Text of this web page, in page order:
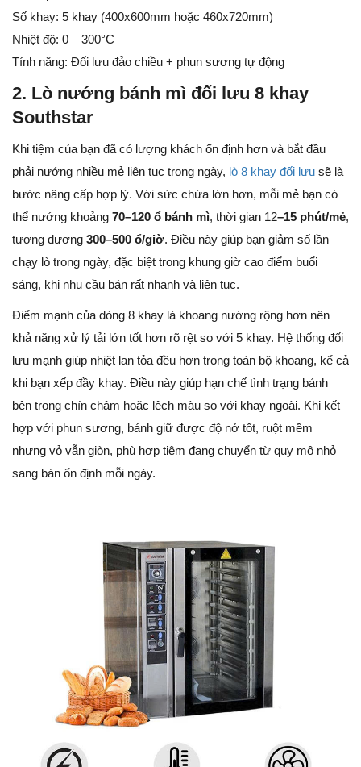
Số khay: 5 khay (400x600mm hoặc 460x720mm)
Nhiệt độ: 0 – 300°C
Tính năng: Đối lưu đảo chiều + phun sương tự động
2. Lò nướng bánh mì đối lưu 8 khay
Southstar
Khi tiệm của bạn đã có lượng khách ổn định hơn và bắt đầu
phải nướng nhiều mẻ liên tục trong ngày, lò 8 khay đối lưu sẽ là
bước nâng cấp hợp lý. Với sức chứa lớn hơn, mỗi mẻ bạn có
thể nướng khoảng 70–120 ổ bánh mì, thời gian 12–15 phút/mẻ,
tương đương 300–500 ổ/giờ. Điều này giúp bạn giảm số lần
chạy lò trong ngày, đặc biệt trong khung giờ cao điểm buổi
sáng, khi nhu cầu bán rất nhanh và liên tục.
Điểm mạnh của dòng 8 khay là khoang nướng rộng hơn nên
khả năng xử lý tải lớn tốt hơn rõ rệt so với 5 khay. Hệ thống đối
lưu mạnh giúp nhiệt lan tỏa đều hơn trong toàn bộ khoang, kể cả
khi bạn xếp đầy khay. Điều này giúp hạn chế tình trạng bánh
bên trong chín chậm hoặc lệch màu so với khay ngoài. Khi kết
hợp với phun sương, bánh giữ được độ nở tốt, ruột mềm
nhưng vỏ vẫn giòn, phù hợp tiệm đang chuyển từ quy mô nhỏ
sang bán ổn định mỗi ngày.